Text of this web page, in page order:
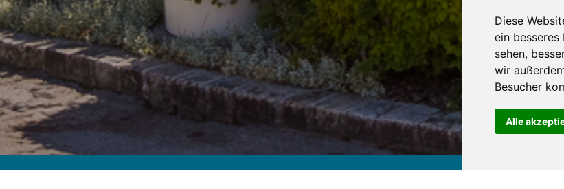
Diese
ein
sehen,
wir
Besucher
Alle